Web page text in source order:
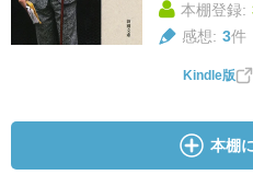
本棚登録:
感想: 3件
Kindle版
本棚